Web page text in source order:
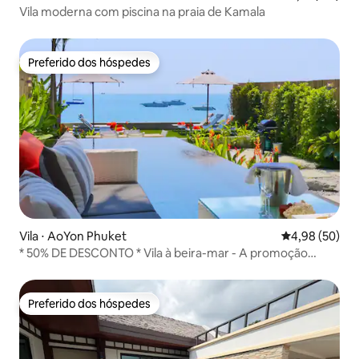
Vila moderna com piscina na praia de Kamala
Preferido dos hóspedes
Preferido dos hóspedes
Vila ⋅ AoYon Phuket 4,98 de uma
4,98 (50)
* 50% DE DESCONTO * Vila à beira-mar - A promoção
Preferido dos hóspedes
Preferido dos hóspedes